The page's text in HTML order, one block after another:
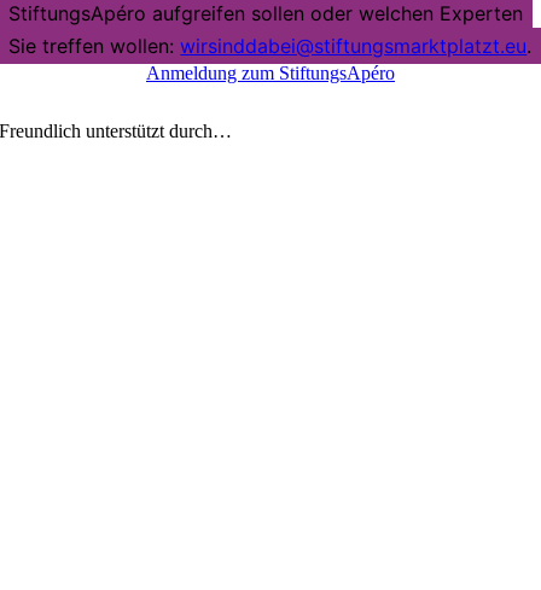
StiftungsApéro aufgreifen sollen oder welchen Experten
Sie treffen wollen:wirsinddabei@stiftungsmarktplatzt.eu.
Anmeldung zum StiftungsApéro
Freundlich unterstützt durch…